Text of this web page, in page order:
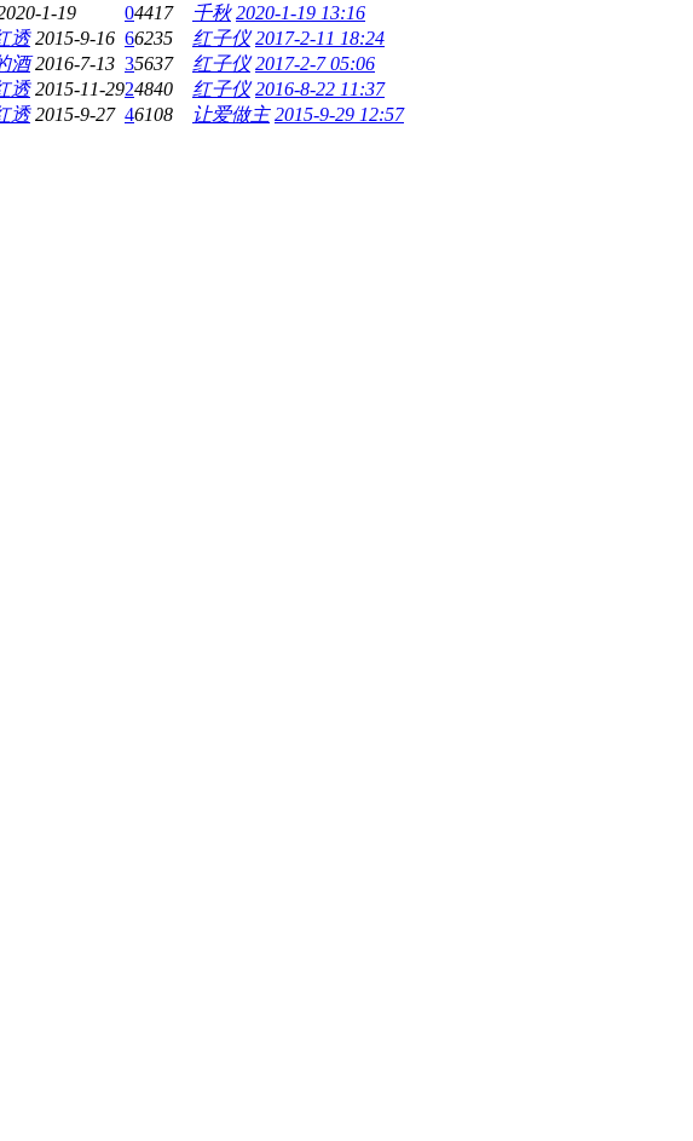
1-19 04417 千秋 2020-1-19 13:16
透 2015-9-16 66235 红子仪 2017-2-11 18:24
酒 2016-7-13 35637 红子仪 2017-2-7 05:06
透 2015-11-2924840 红子仪 2016-8-22 11:37
透 2015-9-27 46108 让爱做主 2015-9-29 12:57